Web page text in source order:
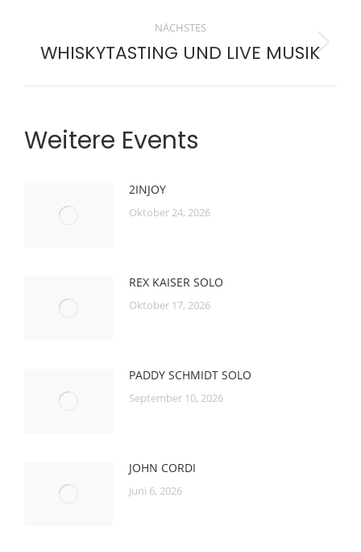
NÄCHSTES
Nächster
WHISKYTASTING UND LIVE MUSIK
Weitere Events
2INJOY
Oktober 24, 2026
REX KAISER SOLO
Oktober 17, 2026
PADDY SCHMIDT SOLO
September 10, 2026
JOHN CORDI
Juni 6, 2026